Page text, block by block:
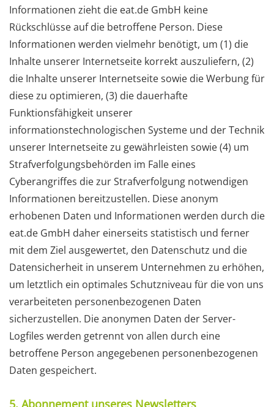
Informationen zieht die eat.de GmbH keine
Rückschlüsse auf die betroffene Person. Diese
Informationen werden vielmehr benötigt, um (1) die
Inhalte unserer Internetseite korrekt auszuliefern, (2)
die Inhalte unserer Internetseite sowie die Werbung für
diese zu optimieren, (3) die dauerhafte
Funktionsfähigkeit unserer
informationstechnologischen Systeme und der Technik
unserer Internetseite zu gewährleisten sowie (4) um
Strafverfolgungsbehörden im Falle eines
Cyberangriffes die zur Strafverfolgung notwendigen
Informationen bereitzustellen. Diese anonym
erhobenen Daten und Informationen werden durch die
eat.de GmbH daher einerseits statistisch und ferner
mit dem Ziel ausgewertet, den Datenschutz und die
Datensicherheit in unserem Unternehmen zu erhöhen,
um letztlich ein optimales Schutzniveau für die von uns
verarbeiteten personenbezogenen Daten
sicherzustellen. Die anonymen Daten der Server-
Logfiles werden getrennt von allen durch eine
betroffene Person angegebenen personenbezogenen
Daten gespeichert.
5. Abonnement unseres Newsletters